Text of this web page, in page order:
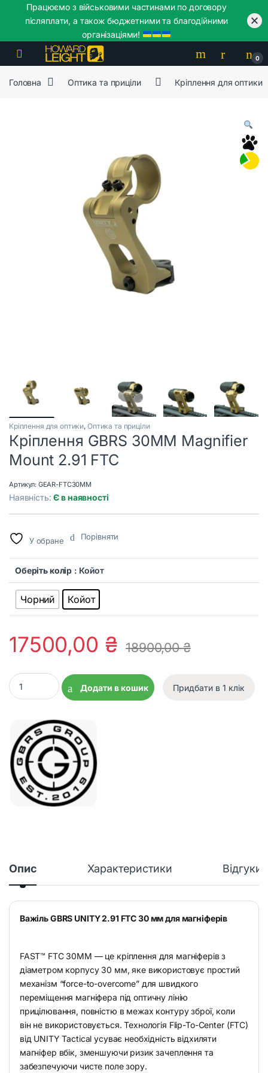
Skip to navigation
Skip to content
0
Головна Оптика та приціли Кріплення для оптики
Кріплення для оптики, Оптика та приціли
Кріплення GBRS 30MM Magnifier
Mount 2.91 FTC
Артикул: GEAR-FTC30MM
Наявність:Є в наявності
У обране Порівняти
Оберіть колір : Койот
Чорний Койот
17500,00 ₴ 18900,00₴
Кріплення GBRS 30MM Magnifier Mount 2.91 FTC quantity
Додати в кошик
Придбати в 1 клік
Опис Характеристики Відгуки
Важіль GBRS UNITY 2.91 FTC 30 мм для магніферів
FAST™ FTC 30MM — це кріплення для магніферів з
діаметром корпусу 30 мм, яке використовує простий
механізм “force-to-overcome” для швидкого
переміщення магніфера під оптичну лінію
прицілювання, повністю в межах контуру зброї, коли
він не використовується. Технологія Flip-To-Center (FTC)
від UNITY Tactical усуває необхідність відхиляти
магніфер вбік, зменшуючи ризик зачеплення та
забезпечуючи чисте поле зору.
Працюємо з військовими частинами по договору
післяплати, а також бюджетними та благодійними
організаціями!